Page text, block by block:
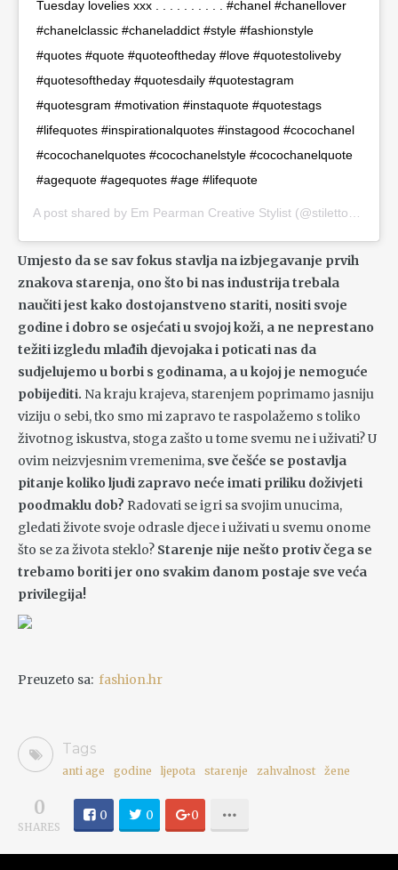
Tuesday lovelies xxx . . . . . . . . . . #chanel #chanellover
#chanelclassic #chaneladdict #style #fashionstyle
#quotes #quote #quoteoftheday #love #quotestoliveby
#quotesoftheday #quotesdaily #quotestagram
#quotesgram #motivation #instaquote #quotestags
#lifequotes #inspirationalquotes #instagood #cocochanel
#cocochanelquotes #cocochanelstyle #cocochanelquote
#agequote #agequotes #age #lifequote
A post shared by Em Pearman Creative Stylist (@stilettos_and_bricks) on
Umjesto da se sav fokus stavlja na izbjegavanje prvih
znakova starenja, ono što bi nas industrija trebala
naučiti jest kako dostojanstveno stariti, nositi svoje
godine i dobro se osjećati u svojoj koži, a ne neprestano
težiti izgledu mlađih djevojaka i poticati nas da
sudjelujemo u borbi s godinama, a u kojoj je nemoguće
pobijediti. Na kraju krajeva, starenjem poprimamo jasniju
viziju o sebi, tko smo mi zapravo te raspolažemo s toliko
životnog iskustva, stoga zašto u tome svemu ne i uživati? U
ovim neizvjesnim vremenima, sve češće se postavlja
pitanje koliko ljudi zapravo neće imati priliku doživjeti
poodmaklu dob? Radovati se igri sa svojim unucima,
gledati živote svoje odrasle djece i uživati u svemu onome
što se za života steklo? Starenje nije nešto protiv čega se
trebamo boriti jer ono svakim danom postaje sve veća
privilegija!
Preuzeto sa: fashion.hr
Tags
anti age godine ljepota starenje zahvalnost žene
0
SHARES
0 0 0